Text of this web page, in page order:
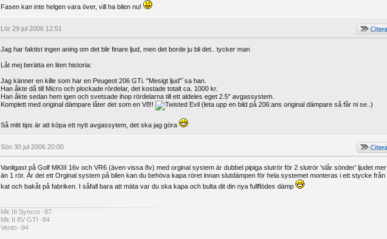
Fasen kan inte helgen vara över, vill ha bilen nu!
Lör 29 jul 2006 12:51
Jag har faktist ingen aning om det blir finare ljud, men det borde ju bli det.. tycker man
Låt mej berätta en liten historia:
Jag känner en kille som har en Peugeot 206 GTi. "Mesigt ljud"´sa han.
Han åkte då till Micro och plockade rördelar, det kostade totalt ca. 1000 kr.
Han åkte sedan hem igen och svetsade ihop rördelarna till ett aldeles eget 2.5" avgassystem.
Komplett med original dämpare låter det som en V8!!
(leta upp en bild på 206:ans original dämpare så får ni se..)
Så mitt tips är att köpa ett nytt avgassytem, det ska jag göra
Sön 30 jul 2006 20:00
Vanligast på Golf MKIII 16v och VR6 (även vissa 8v) med orginal system är dubbel pipiga slutrör för 2 slutrör 'slår sönder' ljudet mer
än 1 rör. Är det ett Orginal system på bilen kan du behöva kapa röret innan slutdämpen för hela systemet monteras i ett stycke från
kat och bakåt på fabriken. I såfall bara att mäta var du ska kapa och bulta dit din nya fullflödes dämp
Mk III Syncro -97
Mk II 8V GTI -84
Vento -94